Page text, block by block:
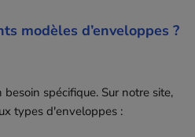
modèles d’enveloppes ?
spécifique. Sur notre site,
types d'enveloppes :